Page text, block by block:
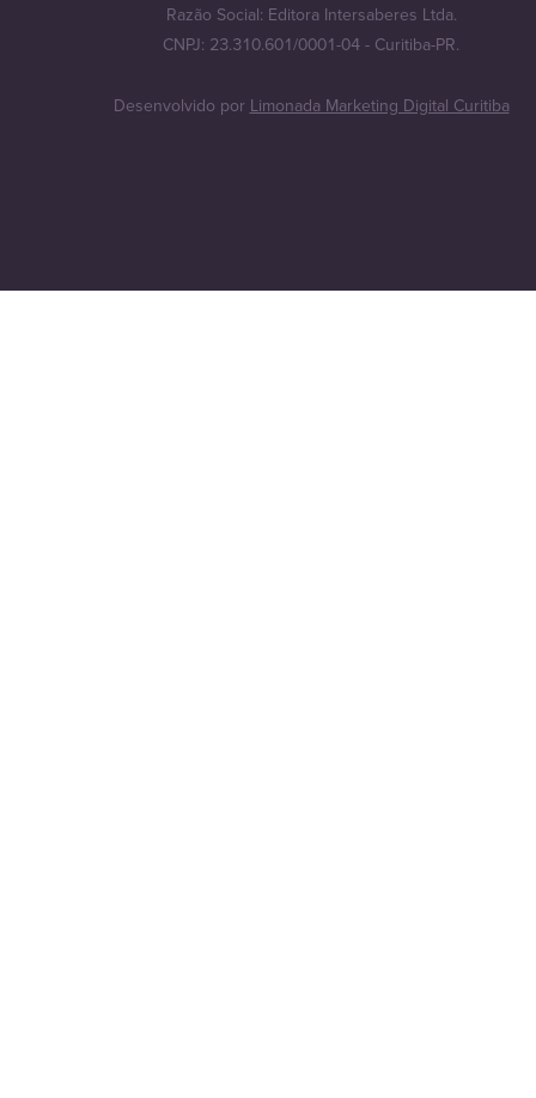
Razão Social: Editora Intersaberes Ltda.
CNPJ: 23.310.601/0001-04 - Curitiba-PR.
Desenvolvido porLimonada Marketing Digital Curitiba